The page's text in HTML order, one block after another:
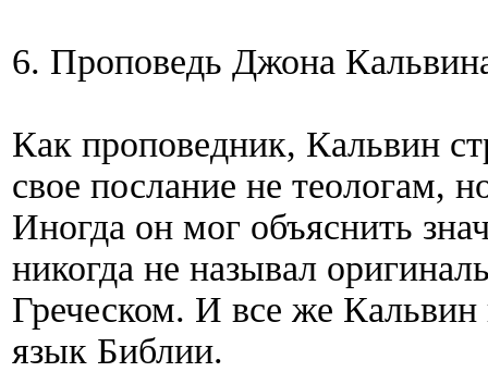
6. Проповедь Джона
Как проповедник, Кальвин
свое послание не теологам,
Иногда он мог объяснить
никогда не называл
Греческом. И все же Кальвин
язык Библии.